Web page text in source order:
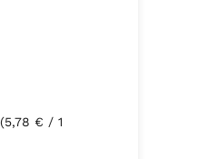
(5,78 € / 1